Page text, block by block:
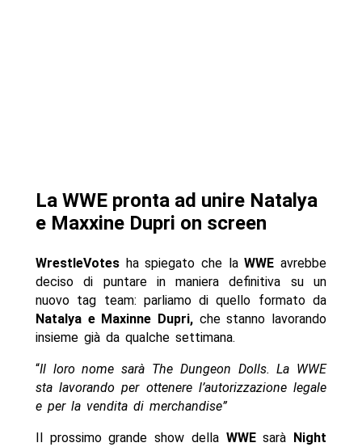
La WWE pronta ad unire Natalya
e Maxxine Dupri on screen
WrestleVotesha spiegato che laWWE avrebbe
deciso di puntare in maniera definitiva su un
nuovo tag team: parliamo di quello formato da
Natalya e Maxinne Dupri, che stanno lavorando
insieme già da qualche settimana.
“Il loro nome sarà The Dungeon Dolls. La WWE
sta lavorando per ottenere l’autorizzazione legale
e per la vendita di merchandise”
Il prossimo grande show della WWEsarà
Night